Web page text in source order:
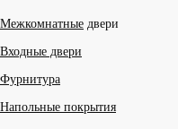
Межкомнатные двери
Входные двери
Фурнитура
Напольные покрытия